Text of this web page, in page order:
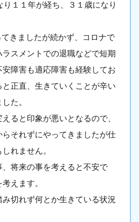
１１年が経ち、３１歳になり
きましたが続かず、コロナで
スメントでの退職などで短期
障害も適応障害も経験してお
と正直、生きていくことが辛い
た。
ると印象が悪いとなるので、
それずにやってきましたが仕
れません。
将来の事を考えると不安で
えます。
切れず何とか生きている状況